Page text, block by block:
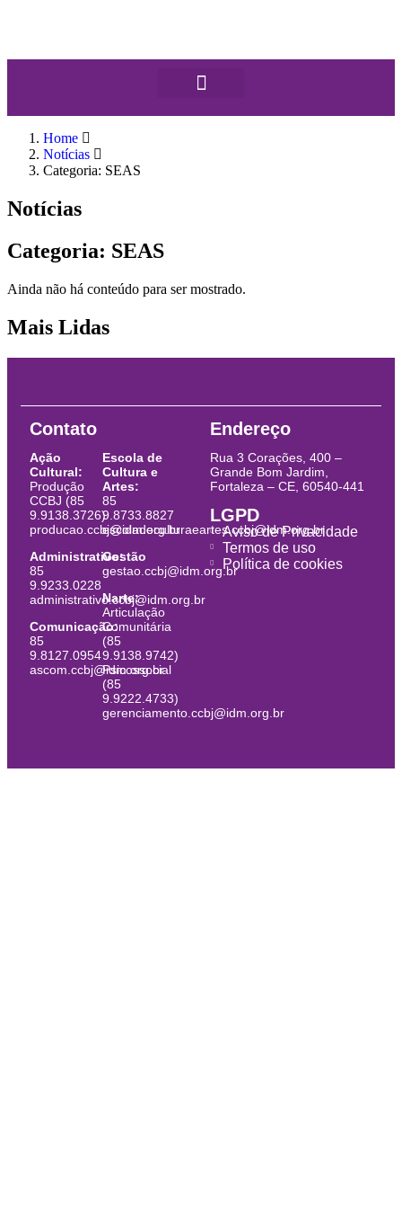
Home
Notícias
Categoria: SEAS
Notícias
Categoria: SEAS
Ainda não há conteúdo para ser mostrado.
Mais Lidas
Contato
Ação
Cultural:
Produção
CCBJ (85
9.9138.3726)
producao.ccbj@idm.org.br
Administrativo:
85
9.9233.0228
administrativo.ccbj@idm.org.br
Comunicação:
85
9.8127.0954
ascom.ccbj@idm.org.br
Escola de
Cultura e
Artes:
85
9.8733.8827
escoladeculturaeartes.ccbj@idm.org.br
Gestão
gestao.ccbj@idm.org.br
Narte:
Articulação
Comunitária
(85
9.9138.9742)
Psicossocial
(85
9.9222.4733)
gerenciamento.ccbj@idm.org.br
Endereço
Rua 3 Corações, 400 –
Grande Bom Jardim,
Fortaleza – CE, 60540-441
LGPD
Aviso de Privacidade
Termos de uso
Política de cookies